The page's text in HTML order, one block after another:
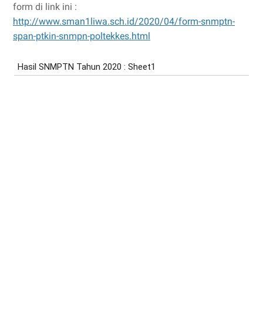
form di link ini :
http://www.sman1liwa.sch.id/2020/04/form-snmptn-
span-ptkin-snmpn-poltekkes.html